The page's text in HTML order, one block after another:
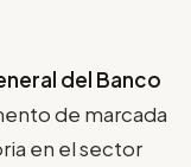
del Banco
de marcada
en el sector